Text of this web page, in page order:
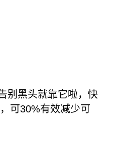
别黑头就靠它啦，快
可30%有效减少可